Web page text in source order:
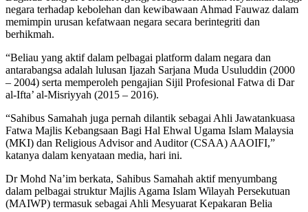
negara terhadap kebolehan dan kewibawaan Ahmad Fauwaz dalam
memimpin urusan kefatwaan negara secara berintegriti dan
berhikmah.
“Beliau yang aktif dalam pelbagai platform dalam negara dan
antarabangsa adalah lulusan Ijazah Sarjana Muda Usuluddin (2000
– 2004) serta memperoleh pengajian Sijil Profesional Fatwa di Dar
al-Ifta’ al-Misriyyah (2015 – 2016).
“Sahibus Samahah juga pernah dilantik sebagai Ahli Jawatankuasa
Fatwa Majlis Kebangsaan Bagi Hal Ehwal Ugama Islam Malaysia
(MKI) dan Religious Advisor and Auditor (CSAA) AAOIFI,”
katanya dalam kenyataan media, hari ini.
Dr Mohd Na’im berkata, Sahibus Samahah aktif menyumbang
dalam pelbagai struktur Majlis Agama Islam Wilayah Persekutuan
(MAIWP) termasuk sebagai Ahli Mesyuarat Kepakaran Belia